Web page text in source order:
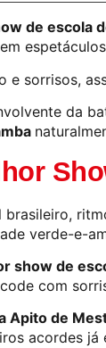
de escola
e sorrisos,
da
brasileiro,
verde-e-
show de
com
Apito de
acordes